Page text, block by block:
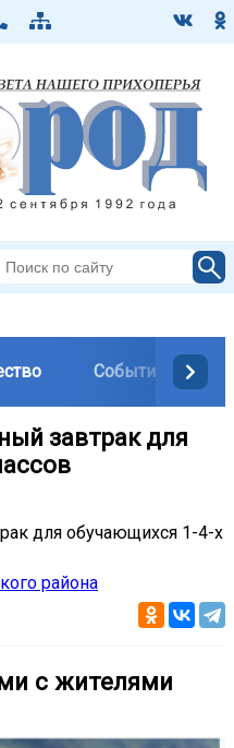
События
завтрак для
для обучающихся 1-4-х
района
с жителями